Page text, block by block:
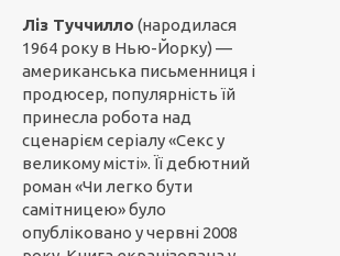
Ліз Туччилло (народилася
1964 року в Нью-Йорку) —
американська письменниця і
продюсер, популярність їй
принесла робота над
сценарієм серіалу «Секс у
великому місті». Її дебютний
роман «Чи легко бути
самітницею» було
опубліковано у червні 2008